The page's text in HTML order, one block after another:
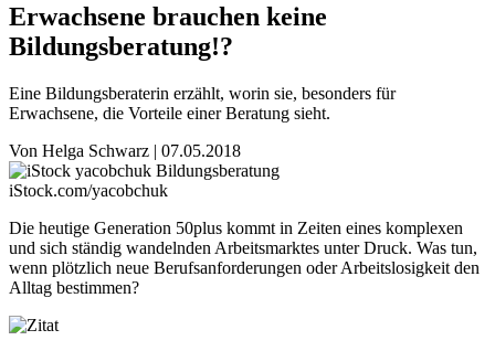
Erwachsene brauchen keine
Bildungsberatung!?
Eine Bildungsberaterin erzählt, worin sie, besonders für
Erwachsene, die Vorteile einer Beratung sieht.
Von Helga Schwarz | 07.05.2018
iStock.com/yacobchuk
Die heutige Generation 50plus kommt in Zeiten eines komplexen
und sich ständig wandelnden Arbeitsmarktes unter Druck. Was tun,
wenn plötzlich neue Berufsanforderungen oder Arbeitslosigkeit den
Alltag bestimmen?